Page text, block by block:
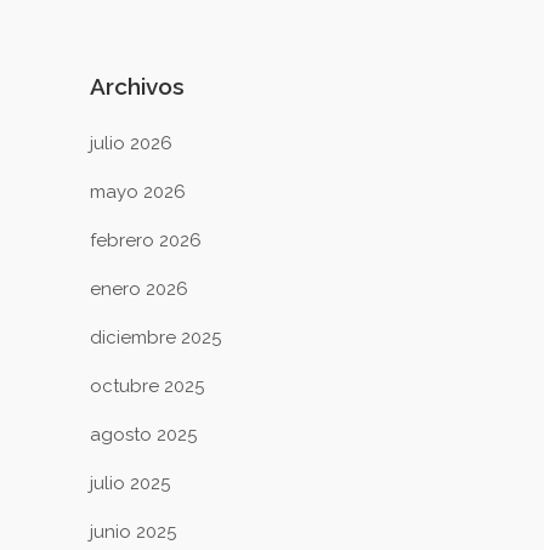
Archivos
julio 2026
mayo 2026
febrero 2026
enero 2026
diciembre 2025
octubre 2025
agosto 2025
julio 2025
junio 2025